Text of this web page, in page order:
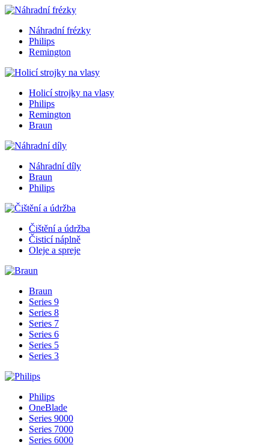
Náhradní frézky
Philips
Remington
Holicí strojky na vlasy
Philips
Remington
Braun
Náhradní díly
Braun
Philips
Čištění a údržba
Čisticí náplně
Oleje a spreje
Braun
Series 9
Series 8
Series 7
Series 6
Series 5
Series 3
Philips
OneBlade
Series 9000
Series 7000
Series 6000